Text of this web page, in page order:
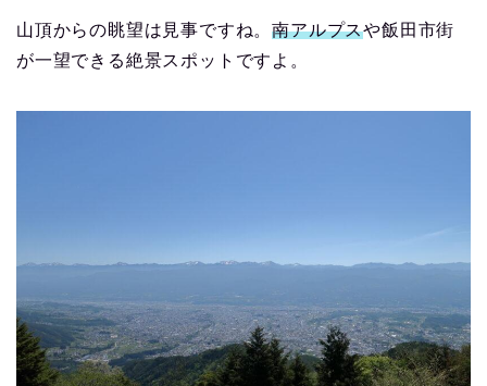
山頂からの眺望は見事ですね。南アルプスや飯田市街
が一望できる絶景スポットですよ。